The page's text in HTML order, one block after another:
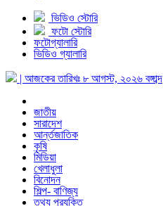
ভিডিও স্টোরি
ফটো স্টোরি
ফটোগ্যালারি
ভিডিও গ্যালারি
| আজকের তারিখঃ ৮ আগস্ট, ২০২৬ বঙ্গাব্দ
জাতীয়
সারাদেশ
আর্ন্তজাতিক
কৃষি
মিডিয়া
খেলাধুলা
বিনোদন
শিল্প- বাণিজ্য
তথ্য প্রযুক্তি